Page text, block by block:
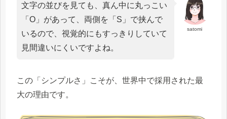
satomi
文字の並びを見ても、真ん中に丸っこい
「O」があって、両側を「S」で挟んで
いるので、視覚的にもすっきりしていて
見間違いにくいですよね。
この「シンプルさ」こそが、世界中で採用された最
大の理由です。